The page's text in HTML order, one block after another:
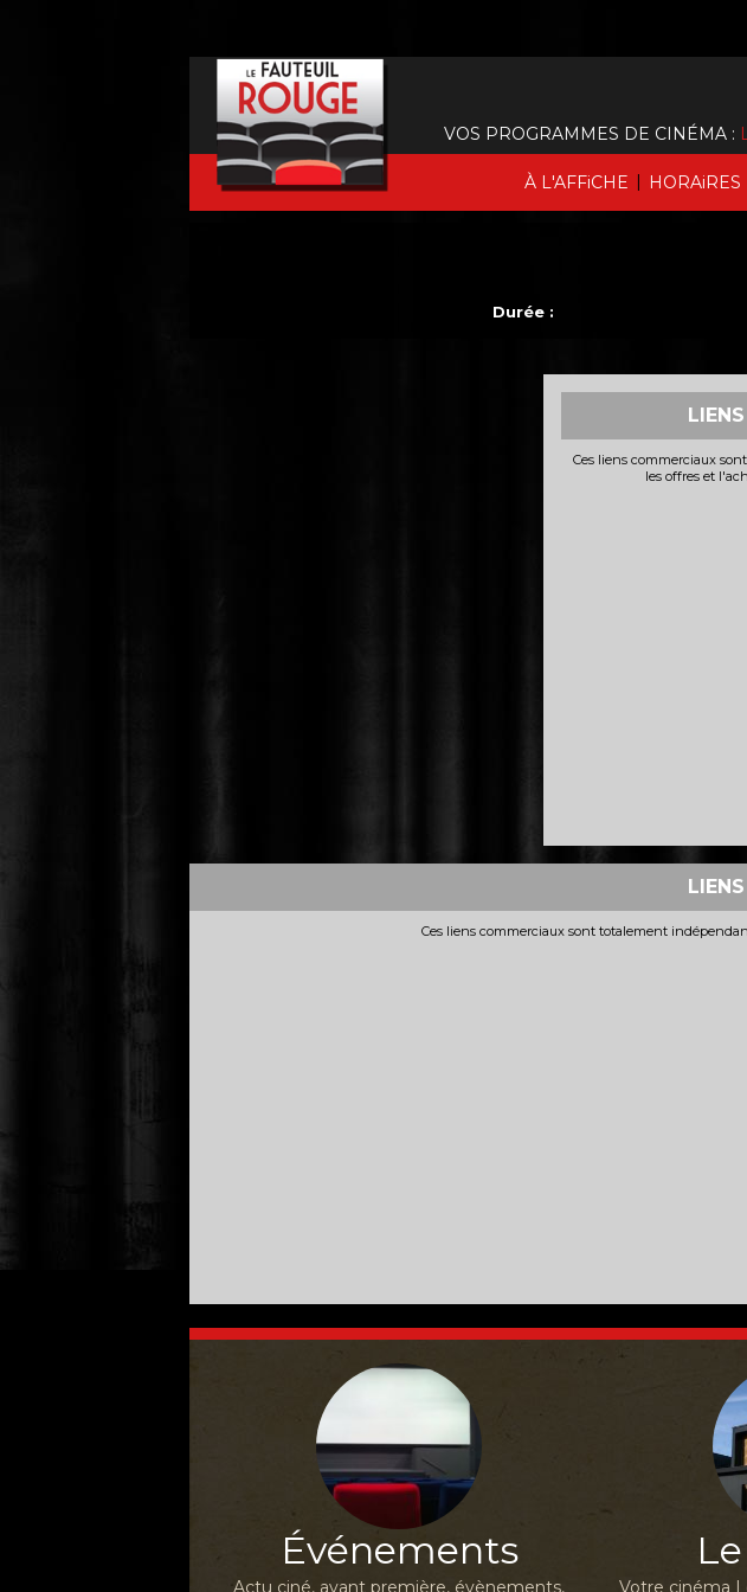
À L'AFFiCHE | HORAiRES
VOS PROGRAMMES DE CINÉMA :
Durée :
Ces liens commerciaux
les offres et
Ces liens commerciaux sont totalement
Événements
Actu ciné, avant première, évènements, Votre cinéma